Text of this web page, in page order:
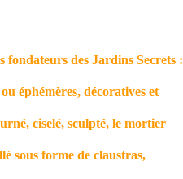
fondateurs des Jardins Secrets :
éphémères, décoratives et
ciselé, sculpté, le mortier
sous forme de claustras,